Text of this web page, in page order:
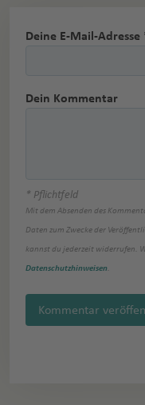
Deine E-Mail-Adresse
Dein Kommentar
* Pflichtfeld
Mit dem Absenden des
Daten zum Zwecke der
kannst du jederzeit widerrufen.
Datenschutzhinweisen
Kommentar